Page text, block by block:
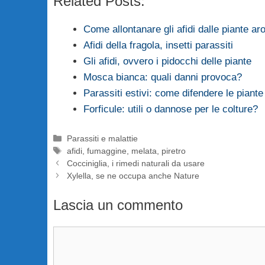
Come allontanare gli afidi dalle piante
Afidi della fragola, insetti parassiti
Gli afidi, ovvero i pidocchi delle piante
Mosca bianca: quali danni provoca?
Parassiti estivi: come difendere le piante
Forficule: utili o dannose per le colture?
Categorie
Parassiti e malattie
Tag
afidi, fumaggine melata
piretro
Cocciniglia, i rimedi naturali da usare
Xylella, se ne occupa anche Nature
Lascia un commento